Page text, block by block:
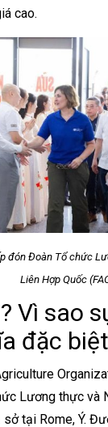
cao.
đón Đoàn Tổ chức
Liên Hợp Quốc
Vì sao
đặc
Lương thực và
sở tại Rome, Ý.